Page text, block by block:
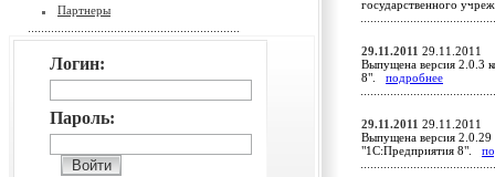
Партнеры
Логин:
Пароль:
государственного
29.11.2011 29.11.2011
Выпущена версия 2.0.3
8". подробнее
29.11.2011 29.11.2011
Выпущена версия 2.0.29
"1С:Предприятия 8".